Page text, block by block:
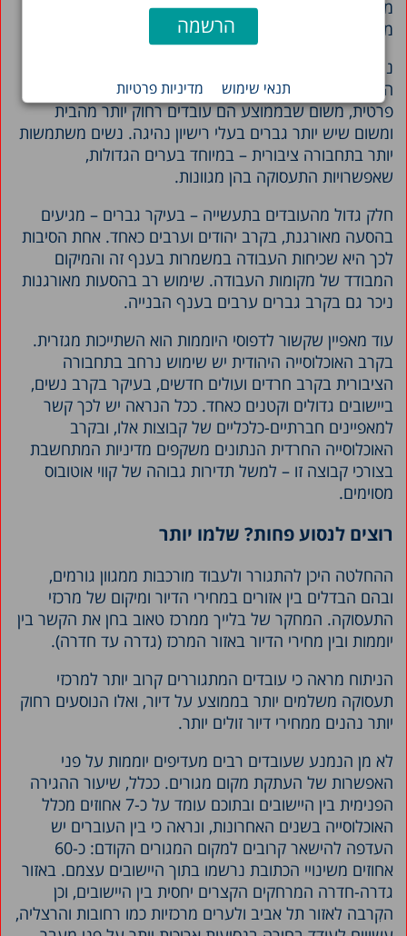
תנאי שימוש מדיניות פרטיות
מהערבים.
נוסף על כך, נמצאו הבדלים מגדריים בבחירת אמצעי
התחבורה: גברים נוטים יותר מנשים להשתמש במכונית
פרטית, משום שבממוצע הם עובדים רחוק יותר מהבית
ומשום שיש יותר גברים בעלי רישיון נהיגה. נשים משתמשות
יותר בתחבורה ציבורית – במיוחד בערים הגדולות,
שאפשרויות התעסוקה בהן מגוונות.
חלק גדול מהעובדים בתעשייה – בעיקר גברים – מגיעים
בהסעה מאורגנת, בקרב יהודים וערבים כאחד. אחת הסיבות
לכך היא שכיחות העבודה במשמרות בענף זה והמיקום
המבודד של מקומות העבודה. שימוש רב בהסעות מאורגנות
ניכר גם בקרב גברים ערבים בענף הבנייה.
עוד מאפיין שקשור לדפוסי היוממות הוא השתייכות מגזרית.
בקרב האוכלוסייה היהודית יש שימוש נרחב בתחבורה
הציבורית בקרב חרדים ועולים חדשים, בעיקר בקרב נשים,
ביישובים גדולים וקטנים כאחד. ככל הנראה יש לכך קשר
למאפיינים חברתיים-כלכליים של קבוצות אלו, ובקרב
האוכלוסייה החרדית הנתונים משקפים מדיניות המתחשבת
בצורכי קבוצה זו – למשל תדירות גבוהה של קווי אוטובוס
מסוימים.
רוצים לנסוע פחות? שלמו יותר
ההחלטה היכן להתגורר ולעבוד מורכבות ממגוון גורמים,
ובהם הבדלים בין אזורים במחירי הדיור ומיקום של מרכזי
התעסוקה. המחקר של בלייך ממרכז טאוב בחן את הקשר בין
יוממות ובין מחירי הדיור באזור המרכז (גדרה עד חדרה).
הניתוח מראה כי עובדים המתגוררים קרוב יותר למרכזי
תעסוקה משלמים יותר בממוצע על דיור, ואלו הנוסעים רחוק
יותר נהנים ממחירי דיור זולים יותר.
לא מן הנמנע שעובדים רבים מעדיפים יוממות על פני
האפשרות של העתקת מקום מגורים. ככלל, שיעור ההגירה
הפנימית בין היישובים ובתוכם עומד על כ-7 אחוזים מכלל
האוכלוסייה בשנים האחרונות, ונראה כי בין העוברים יש
העדפה להישאר קרובים למקום המגורים הקודם: כ-60
אחוזים משינויי הכתובת נרשמו בתוך היישובים עצמם. באזור
גדרה-חדרה המרחקים הקצרים יחסית בין היישובים, וכן
הקִרבה לאזור תל אביב ולערים מרכזיות כמו רחובות והרצליה,